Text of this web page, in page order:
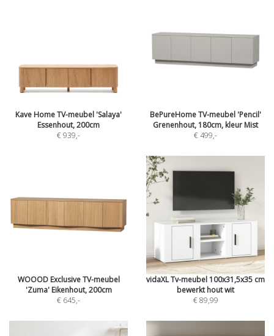
Kave Home TV-meubel 'Salaya'
Essenhout, 200cm
€ 939,-
BePureHome TV-meubel 'Pencil'
Grenenhout, 180cm, kleur Mist
€ 499,-
WOOOD Exclusive TV-meubel
'Zuma' Eikenhout, 200cm
€ 645,-
vidaXL Tv-meubel 100x31,5x35 cm
bewerkt hout wit
€ 89,99